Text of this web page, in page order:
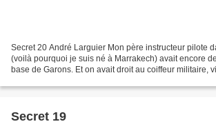
Secret 20 André Larguier Mon père instructeur pilote
(voilà pourquoi je suis né à Marrakech) avait encore
base de Garons. Et on avait droit au coiffeur militaire,
Secret 19